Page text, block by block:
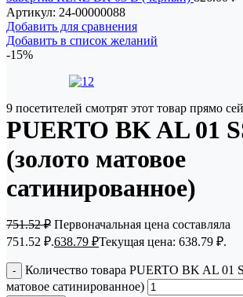
Артикул: 24-00000088
Добавить для сравнения
Добавить в список желаний
-15%
9 посетителей смотрят этот товар прямо
PUERTO BK AL 01
(золото матовое
сатинированное)
751.52₽ Первоначальная цена составляла
751.52 ₽.638.79 ₽Текущая цена: 638.79 ₽.
Количество товара PUERTO BK AL 01
матовое сатинированное)